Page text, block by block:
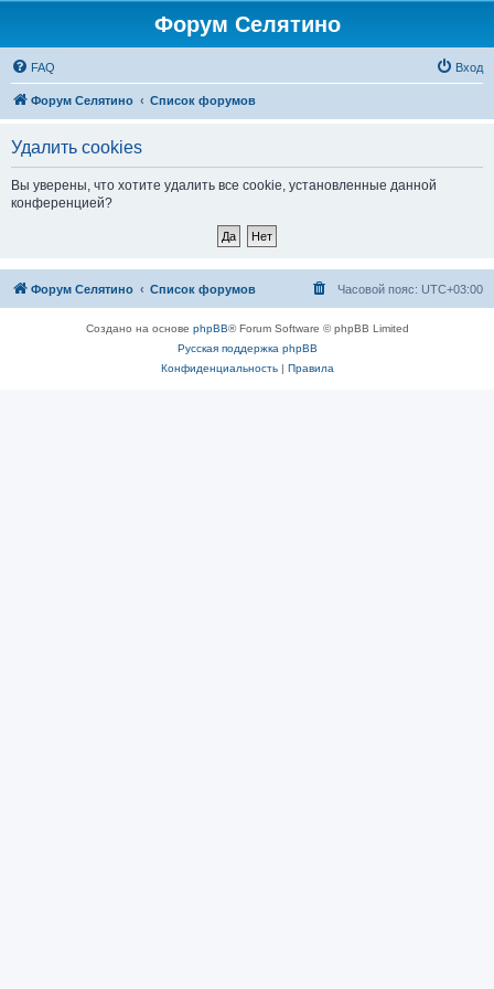
Форум Селятино
FAQ Вход
Форум Селятино Список форумов
Удалить cookies
Вы уверены, что хотите удалить все cookie, установленные данной
конференцией?
Форум Селятино Список форумов Часовой пояс: UTC+03:00
Создано на основе phpBB® Forum Software © phpBB Limited
Русская поддержка phpBB
Конфиденциальность| Правила